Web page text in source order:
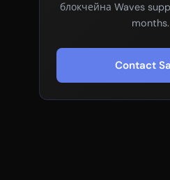
блокчейна Waves
months.
Contact